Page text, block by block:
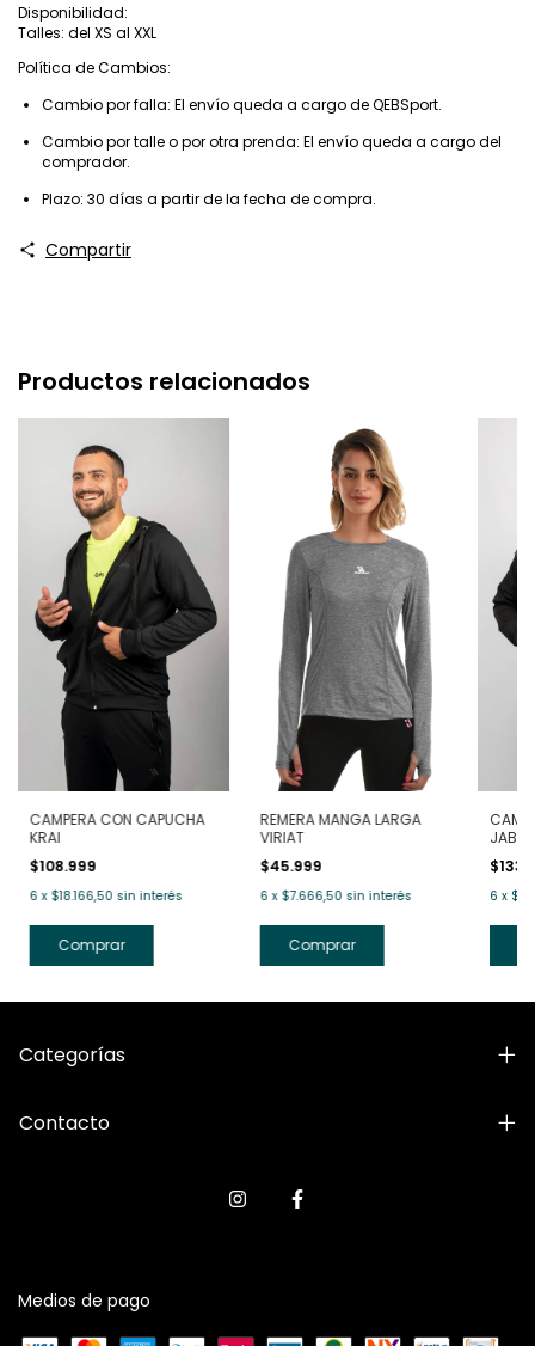
Disponibilidad:
Talles: del XS al XXL
Política de Cambios:
Cambio por falla: El envío queda a cargo de QEBSport.
Cambio por talle o por otra prenda: El envío queda a cargo del
comprador.
Plazo: 30 días a partir de la fecha de compra.
Compartir
Productos relacionados
CAMPERA CON CAPUCHA
KRAI
$108.999
6 x $18.166,50 sin interés
Comprar
REMERA MANGA LARGA
VIRIAT
$45.999
6 x $7.666,50 sin interés
Comprar
JABUK
6 x
Categorías
Contacto
Medios de pago